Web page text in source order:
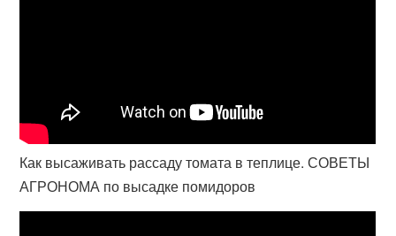
Как высаживать рассаду томата в теплице. СОВЕТЫ
АГРОНОМА по высадке помидоров